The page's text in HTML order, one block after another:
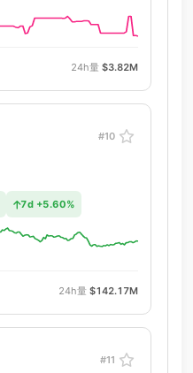
24h量 $3.82M
#10
7d +5.60%
24h量 $142.17M
#11